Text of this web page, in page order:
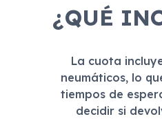
¿QUÉ
La cuota
neumáticos, lo
tiempos de
decidir si